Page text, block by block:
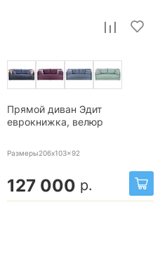
Прямой диван Эдит
еврокнижка, велюр
Размеры206x103x92
127 000 р.